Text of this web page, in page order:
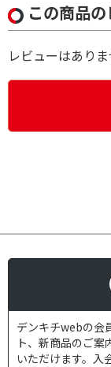
この商品
レビューはありま
デンキチwebの会
ト、新商品のご
いただけます。入